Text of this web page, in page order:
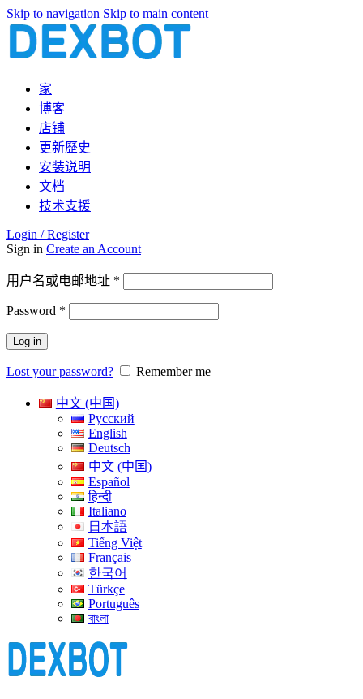
Skip to navigation Skip to main content
家
博客
店铺
更新歷史
安装说明
文档
技术支援
Login / Register
Sign in Create an Account
用户名或电邮地址 *
Password *
Log in
Lost your password? Remember me
中文 (中国)
Русский
English
Deutsch
中文 (中国)
Español
हिन्दी
Italiano
日本語
Tiếng Việt
Français
한국어
Türkçe
Português
বাংলা